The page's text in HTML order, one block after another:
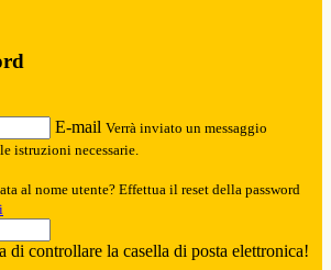
E-mail Verrà inviato un messaggio
istruzioni necessarie.
al nome utente? Effettua il reset della password
di controllare la casella di posta elettronica!